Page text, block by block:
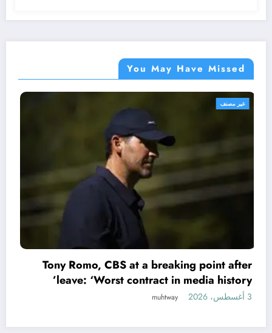
You May Have Missed
point after
in media history’
River vs. Rosario
el Torneo Clausura: